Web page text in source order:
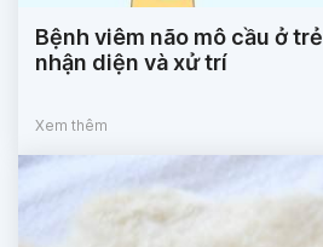
Bệnh viêm não mô cầu ở
nhận diện và xử trí
Xem thêm